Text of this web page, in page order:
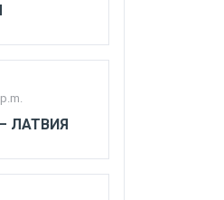
ЛАТВИЯ